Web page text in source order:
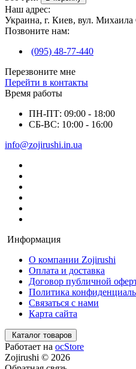
Наш адрес:
Украина, г. Киев, вул. Михаила
Позвоните нам:
(095) 48-77-440
Перезвоните мне
Перейти в контакты
Время работы
ПН-ПТ: 09:00 - 18:00
СБ-ВС: 10:00 - 16:00
info@zojirushi.in.ua
Информация
О компании Zojirushi
Оплата и доставка
Договор публичной
Политика
Связаться с нами
Карта сайта
Каталог товаров
Работает на ocStore
Zojirushi © 2026